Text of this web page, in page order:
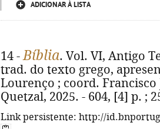
ADICIONAR À LISTA
14 -Bíblia. Vol. VI, Antigo
trad. do texto grego,
Lourenço ; coord. Francisco
Quetzal, 2025. - 604, [4] p. ;
Link persistente: http://